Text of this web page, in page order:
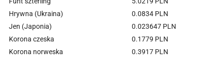
Hrywna (Ukraina)
0.0834 PLN
Jen (Japonia)
0.023647 PLN
Korona czeska
0.1779 PLN
Korona norweska
0.3917 PLN